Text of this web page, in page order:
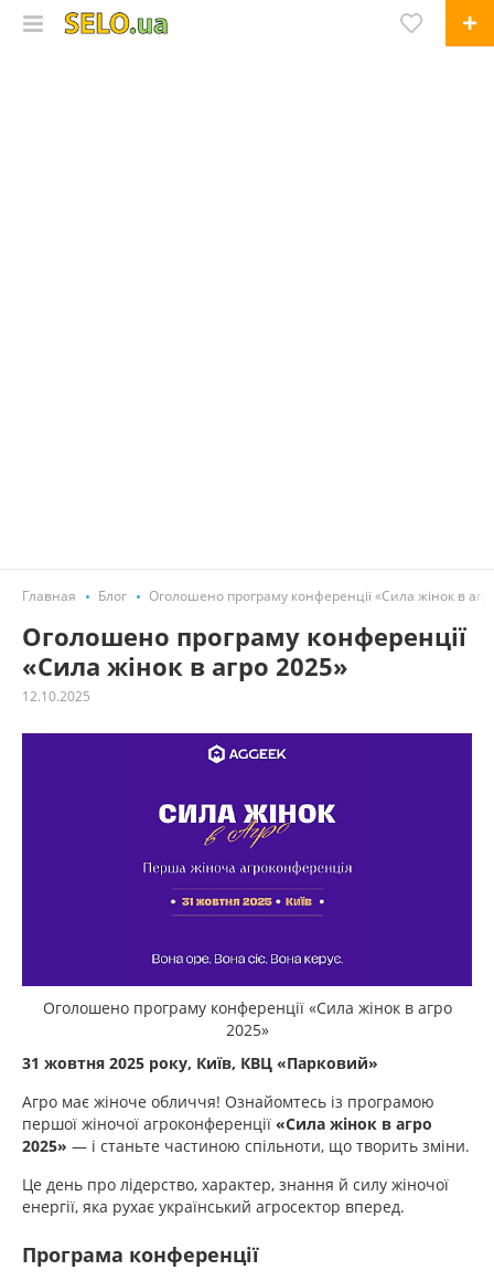
Главная Блог Оголошено програму конференції «Сила жінок в
Оголошено програму конференції
«Сила жінок в агро 2025»
12.10.2025
Оголошено програму конференції «Сила жінок в агро
2025»
31 жовтня 2025 року, Київ, КВЦ «Парковий»
Агро має жіноче обличчя! Ознайомтесь із програмою
першої жіночої агроконференції «Сила жінок в агро
2025» — і станьте частиною спільноти, що творить зміни.
Це день про лідерство, характер, знання й силу жіночої
енергії, яка рухає український агросектор вперед.
Програма конференції